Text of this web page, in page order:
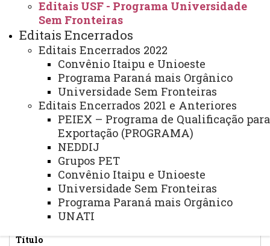
Arquivo Virtual
Editais USF - Programa Universidade
Sem Fronteiras
Editais Encerrados
Editais Encerrados 2022
Convênio Itaipu e Unioeste
Programa Paraná mais Orgânico
Universidade Sem Fronteiras
Editais Encerrados 2021 e Anteriores
PEIEX – Programa de Qualificação para
Exportação (PROGRAMA)
NEDDIJ
Grupos PET
Convênio Itaipu e Unioeste
Universidade Sem Fronteiras
Programa Paraná mais Orgânico
UNATI
EDITAIS USF - PROGRAMA
UNIVERSIDADE SEM
FRONTEIRAS
Você está aqui:Unioeste
Editais Abertos
Editais USF - Programa Universidade Sem
Fronteiras
Título